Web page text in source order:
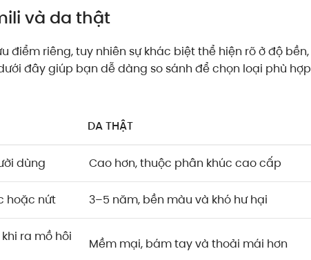
và da thật
điểm riêng, tuy nhiên sự khác biệt thể hiện rõ ở độ bền,
đây giúp bạn dễ dàng so sánh để chọn loại phù hợp
DA THẬT
dùng Cao hơn, thuộc phân khúc cao cấp
hoặc nứt 3–5 năm, bền màu và khó hư hại
ra mồ hôi
Mềm mại, bám tay và thoải mái hơn